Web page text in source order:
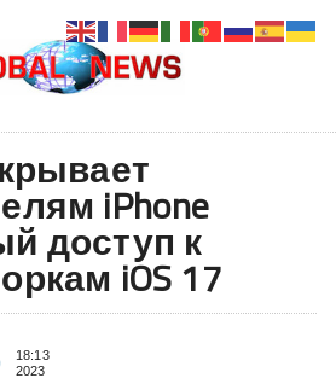
iPhone
доступ к
iOS 17
18:13
2023